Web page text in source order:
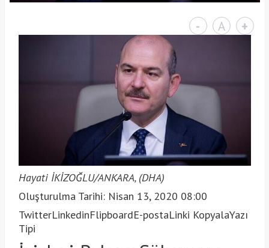
- A +
Hayati İKİZOĞLU/ANKARA, (DHA)
Oluşturulma Tarihi: Nisan 13, 2020 08:00
TwitterLinkedinFlipboardE-postaLinki KopyalaYazı
Tipi